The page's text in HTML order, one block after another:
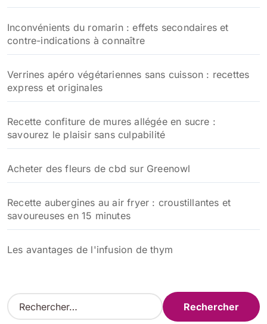
Inconvénients du romarin : effets secondaires et
contre-indications à connaître
Verrines apéro végétariennes sans cuisson : recettes
express et originales
Recette confiture de mures allégée en sucre :
savourez le plaisir sans culpabilité
Acheter des fleurs de cbd sur Greenowl
Recette aubergines au air fryer : croustillantes et
savoureuses en 15 minutes
Les avantages de l'infusion de thym
R
e